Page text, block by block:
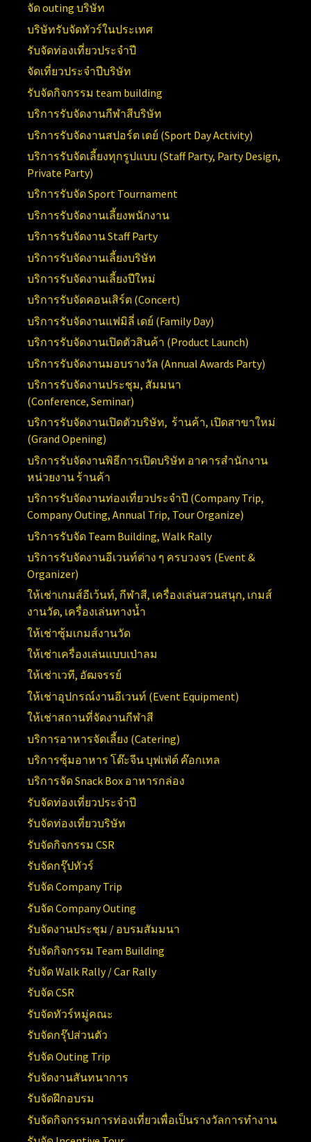
จัด outing บริษัท
บริษัทรับจัดทัวร์ในประเทศ
รับจัดท่องเที่ยวประจำปี
จัดเที่ยวประจำปีบริษัท
รับจัดกิจกรรม team building
บริการรับจัดงานกีฬาสีบริษัท
บริการรับจัดงานสปอร์ต เดย์ (Sport Day Activity)
บริการรับจัดเลี้ยงทุกรูปแบบ (Staff Party, Party Design,
Private Party)
บริการรับจัดSport Tournament
บริการรับจัดงานเลี้ยงพนักงาน
บริการรับจัดงานStaff Party
บริการรับจัดงานเลี้ยงบริษัท
บริการรับจัดงานเลี้ยงปีใหม่
บริการรับจัดคอนเสิร์ต (Concert)
บริการรับจัดงานแฟมิลี่ เดย์ (Family Day)
บริการรับจัดงานเปิดตัวสินค้า (Product Launch)
บริการรับจัดงานมอบรางวัล (AnnualAwards Party)
บริการรับจัดงานประชุม, สัมมนา
(Conference,Seminar)
บริการรับจัดงานเปิดตัวบริษัท, ร้านค้า, เปิดสาขาใหม่
(Grand Opening)
บริการรับจัดงานพิธีการเปิดบริษัท อาคารสำนักงาน
หน่วยงาน ร้านค้า
บริการรับจัดงานท่องเที่ยวประจำปี (Company Trip,
Company Outing, Annual Trip, Tour Organize)
บริการรับจัด Team Building, Walk Rally
บริการรับจัดงานอีเวนท์ต่าง ๆ ครบวงจร (Event &
Organizer)
ให้เช่าเกมส์อีเว้นท์, กีฬาสี, เครื่องเล่นสวนสนุก, เกมส์
งานวัด, เครื่องเล่นทางน้ำ
ให้เช่าซุ้มเกมส์งานวัด
ให้เช่าเครื่องเล่นแบบเป่าลม
ให้เช่าเวที, อัฒจรรย์
ให้เช่าอุปกรณ์งานอีเวนท์ (Event Equipment)
ให้เช่าสถานที่จัดงานกีฬาสี
บริการอาหารจัดเลี้ยง (Catering)
บริการซุ้มอาหาร โต๊ะจีน บุฟเฟ่ต์ ค๊อกเทล
บริการจัด Snack Box อาหารกล่อง
รับจัดท่องเที่ยวประจำปี
รับจัดท่องเที่ยวบริษัท
รับจัดกิจกรรม CSR
รับจัดกรุ๊ปทัวร์
รับจัด Company Trip
รับจัด Company Outing
รับจัดงานประชุม / อบรมสัมมนา
รับจัดกิจกรรม Team Building
รับจัด Walk Rally / Car Rally
รับจัด CSR
รับจัดทัวร์หมู่คณะ
รับจัดกรุ๊ปส่วนตัว
รับจัด Outing Trip
รับจัดงานสันทนาการ
รับจัดฝึกอบรม
รับจัดกิจกรรมการท่องเที่ยวเพื่อเป็นรางวัลการทำงาน